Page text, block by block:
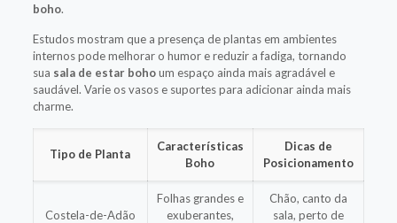
boho.
Estudos mostram que a presença de plantas em ambientes
internos pode melhorar o humor e reduzir a fadiga, tornando
sua sala de estar bohoum espaço ainda mais agradável e
saudável. Varie os vasos e suportes para adicionar ainda mais
charme.
Tipo de Planta
Características
Boho
Dicas de
Posicionamento
Costela-de-Adão
Folhas grandes e
exuberantes,
Chão, canto da
sala, perto de